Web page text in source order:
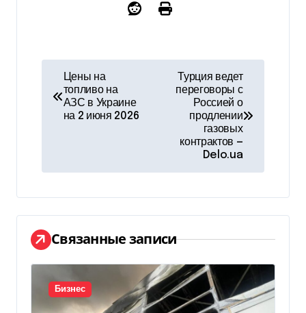
а
ц
и
я
Цены на
топливо на
АЗС в Украине
на 2 июня 2026
Турция ведет
переговоры с
Россией о
продлении
газовых
контрактов —
Delo.ua
Связанные записи
Бизнес